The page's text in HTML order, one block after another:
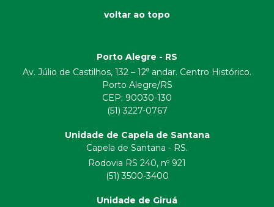
voltar ao topo
Porto Alegre - RS
Av. Júlio de Castilhos, 132 – 12⁰ andar. Centro Histórico.
Porto Alegre/RS
CEP: 90030-130
(51) 3227-0767
Unidade de Capela de Santana
Capela de Santana - RS.
Rodovia RS 240, nº 921
(51) 3500-3400
Unidade de Giruá